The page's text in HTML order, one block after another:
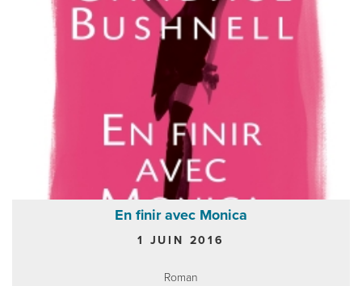
En finir avec Monica
1 JUIN 2016
Roman